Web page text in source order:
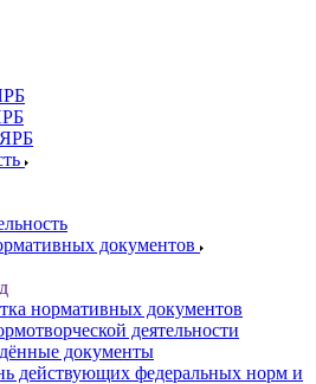
документов
нормативных документов
деятельности
документы
действующих федеральных норм и